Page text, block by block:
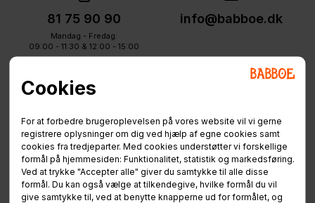
Cookies
For at forbedre brugeroplevelsen på vores website vil vi gerne
registrere oplysninger om dig ved hjælp af egne cookies samt
cookies fra tredjeparter. Med cookies understøtter vi forskellige
formål på hjemmesiden: Funktionalitet, statistik og markedsføring.
Ved at trykke "Accepter alle" giver du samtykke til alle disse
formål. Du kan også vælge at tilkendegive, hvilke formål du vil
give samtykke til, ved at benytte knapperne ud for formålet, og
81 75 90 90
Mandag - Fredag:
09:00 - 11:30 & 12:00 - 15:00
info@babboe.dk